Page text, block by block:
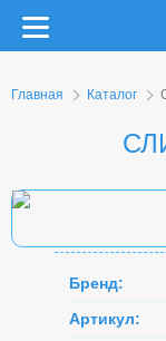
Главная Каталог
Бренд:
Артикул: